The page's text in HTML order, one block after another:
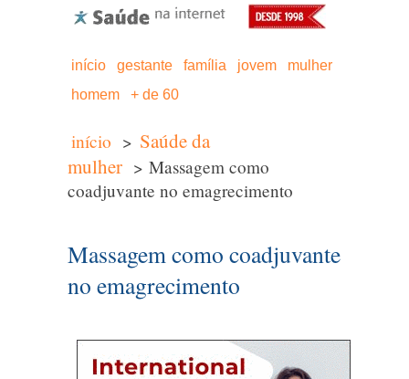
início gestante família jovem
mulher
homem
+ de 60
início > Saúde da
mulher > Massagem como
coadjuvante no emagrecimento
Massagem como coadjuvante
no emagrecimento